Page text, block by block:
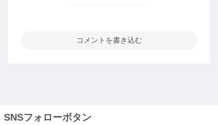
コメントを書き込む
SNSフォローボタン